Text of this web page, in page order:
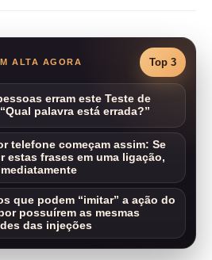
ALTA AGORA Top 3
erram este Teste de
palavra está errada?”
telefone começam assim: Se
estas frases em uma ligação,
que podem “imitar” a ação do
possuírem as mesmas
das injeções